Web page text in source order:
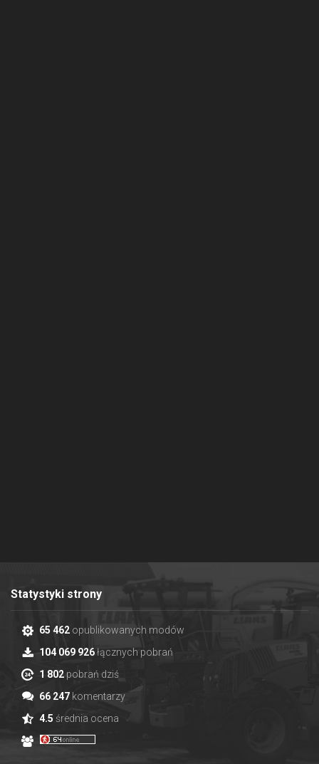
Statystyki strony
65 462 opublikowanych modów
104 069 926łącznych pobrań
1 802 pobrań dziś
66 247 komentarzy
4.5 średnia ocena